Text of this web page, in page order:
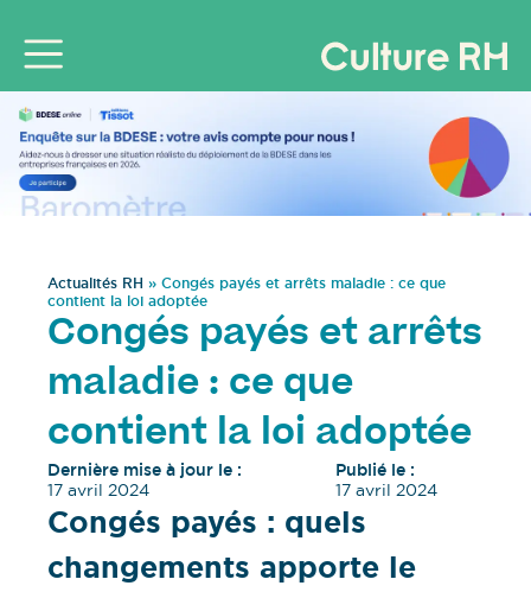
Actualités RH » Congés payés et arrêts maladie : ce que
contient la loi adoptée
Congés payés et arrêts
maladie : ce que
contient la loi adoptée
Dernière mise à jour le :
17 avril 2024
Publié le :
17 avril 2024
Congés payés : quels
changements apporte le